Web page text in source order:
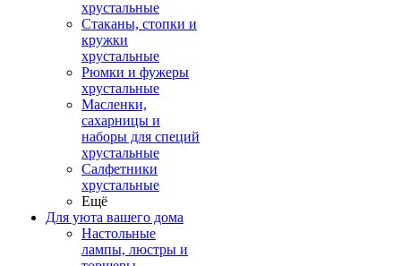
хрустальные
Стаканы, стопки и
кружки
хрустальные
Рюмки и фужеры
хрустальные
Масленки,
сахарницы и
наборы для специй
хрустальные
Салфетники
хрустальные
Ещё
Для уюта вашего дома
Настольные
лампы, люстры и